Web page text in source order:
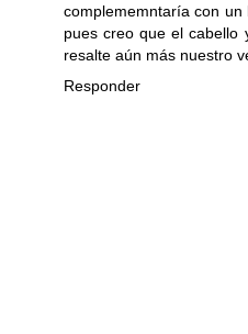
complememntaría con un
pues creo que el cabello
resalte aún más nuestro
Responder